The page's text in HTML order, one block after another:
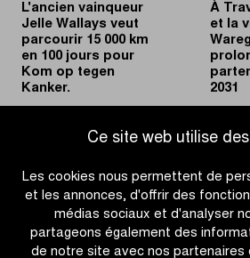
Ce site web utilise
Les cookies nous permettent de
et les annonces, d'offrir des
médias sociaux et d'analyser
partageons également des
de notre site avec nos partenaires
L'ancien vainqueur
Jelle Wallays veut
parcourir 15 000 km
en 100 jours pour
Kom op tegen
Kanker.
EN SAVOIR PLUS
L'ancien
Jelle
À
et la
2031
EN